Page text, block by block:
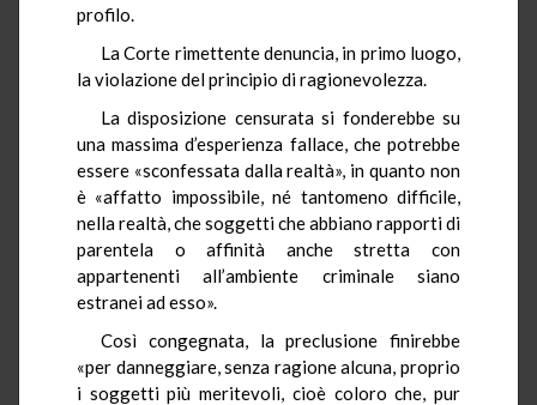
profilo.
La Corte rimettente denuncia, in primo luogo,
la violazione del principio di ragionevolezza.
La disposizione censurata si fonderebbe su
una massima d’esperienza fallace, che potrebbe
essere «sconfessata dalla realtà», in quanto non
è «affatto impossibile, né tantomeno difficile,
nella realtà, che soggetti che abbiano rapporti di
parentela o affinità anche stretta con
appartenenti all’ambiente criminale siano
estranei ad esso».
Così congegnata, la preclusione finirebbe
«per danneggiare, senza ragione alcuna, proprio
i soggetti più meritevoli, cioè coloro che, pur